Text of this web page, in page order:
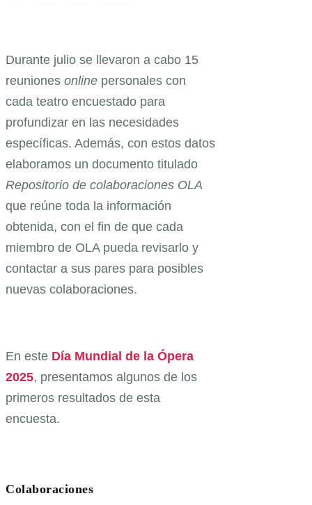
Durante julio se llevaron a cabo 15
reuniones online personales con
cada teatro encuestado para
profundizar en las necesidades
específicas. Además, con estos datos
elaboramos un documento titulado
Repositorio de colaboraciones OLA
que reúne toda la información
obtenida, con el fin de que cada
miembro de OLA pueda revisarlo y
contactar a sus pares para posibles
nuevas colaboraciones.
En este Día Mundial de la Ópera
2025, presentamos algunos de los
primeros resultados de esta
encuesta.
Colaboraciones